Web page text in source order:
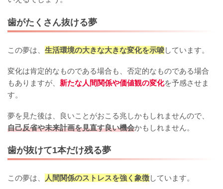
歯がたくさん抜ける夢
この夢は、 生活環境の大きな大きな変化を示唆しています。
変化は肯定的なものである場合も、否定的なものである場合
もありますが、 新たな人間関係や価値観の変化を予感させま
す。
夢を見た後は、良いことがおこる兆しかもしれませんので、
自己反省や未来計画を見直す良い機会かもしれません。
歯が抜けて1本だけ残る夢
この夢は、 人間関係のストレスを強く象徴しています。